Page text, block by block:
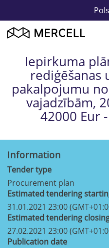
Iepirkuma
rediģēšanas
pakalpojumu
vajadzībām,
42000 Eur
Information
Tender type
Procurement plan
Estimated tendering
31.01.2021 23:00
Estimated tendering
27.02.2021 23:00
Publication date